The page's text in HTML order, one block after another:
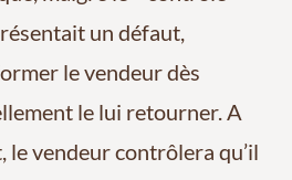
un défaut,
le vendeur dès
le lui retourner. A
vendeur contrôlera qu’il